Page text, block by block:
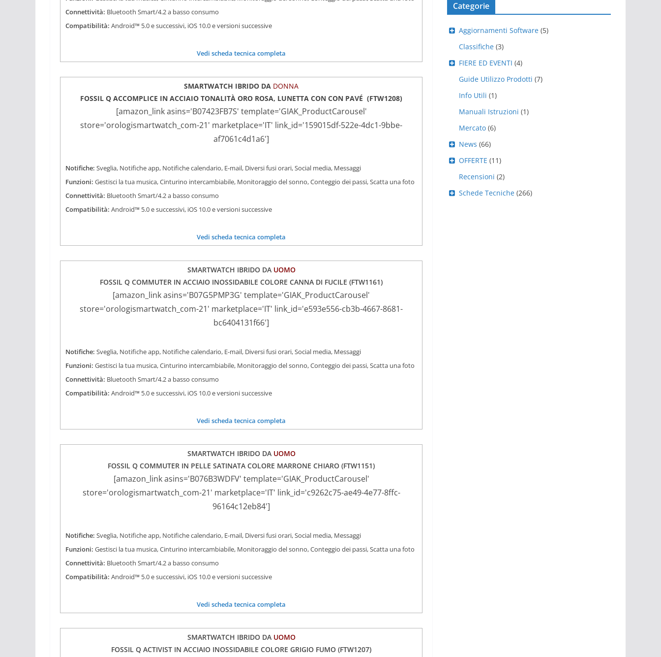
Connettività: Bluetooth Smart/4.2 a basso consumo
Compatibilità: Android™ 5.0 e successivi, iOS 10.0 e versioni successive
Vedi scheda tecnica completa
SMARTWATCH IBRIDO DA DONNA
FOSSIL Q ACCOMPLICE IN ACCIAIO TONALITÀ ORO ROSA, LUNETTA CON CON PAVÉ (FTW1208)
[amazon_link asins='B07423FB7S' template='GIAK_ProductCarousel'
store='orologismartwatch_com-21' marketplace='IT' link_id='159015df-522e-4dc1-9bbe-
af7061c4d1a6']
Notifiche: Sveglia, Notifiche app, Notifiche calendario, E-mail, Diversi fusi orari, Social media, Messaggi
Funzioni: Gestisci la tua musica, Cinturino intercambiabile, Monitoraggio del sonno, Conteggio dei passi, Scatta una foto
Connettività: Bluetooth Smart/4.2 a basso consumo
Compatibilità: Android™ 5.0 e successivi, iOS 10.0 e versioni successive
Vedi scheda tecnica completa
SMARTWATCH IBRIDO DA UOMO
FOSSIL Q COMMUTER IN ACCIAIO INOSSIDABILE COLORE CANNA DI FUCILE (FTW1161)
[amazon_link asins='B07G5PMP3G' template='GIAK_ProductCarousel'
store='orologismartwatch_com-21' marketplace='IT' link_id='e593e556-cb3b-4667-8681-
bc6404131f66']
Notifiche: Sveglia, Notifiche app, Notifiche calendario, E-mail, Diversi fusi orari, Social media, Messaggi
Funzioni: Gestisci la tua musica, Cinturino intercambiabile, Monitoraggio del sonno, Conteggio dei passi, Scatta una foto
Connettività: Bluetooth Smart/4.2 a basso consumo
Compatibilità: Android™ 5.0 e successivi, iOS 10.0 e versioni successive
Vedi scheda tecnica completa
SMARTWATCH IBRIDO DA UOMO
FOSSIL Q COMMUTER IN PELLE SATINATA COLORE MARRONE CHIARO (FTW1151)
[amazon_link asins='B076B3WDFV' template='GIAK_ProductCarousel'
store='orologismartwatch_com-21' marketplace='IT' link_id='c9262c75-ae49-4e77-8ffc-
96164c12eb84']
Notifiche: Sveglia, Notifiche app, Notifiche calendario, E-mail, Diversi fusi orari, Social media, Messaggi
Funzioni: Gestisci la tua musica, Cinturino intercambiabile, Monitoraggio del sonno, Conteggio dei passi, Scatta una foto
Connettività: Bluetooth Smart/4.2 a basso consumo
Compatibilità: Android™ 5.0 e successivi, iOS 10.0 e versioni successive
Vedi scheda tecnica completa
SMARTWATCH IBRIDO DA UOMO
FOSSIL Q ACTIVIST IN ACCIAIO INOSSIDABILE COLORE GRIGIO FUMO (FTW1207)
Categorie
Aggiornamenti Software(5)
Classifiche(3)
FIERE ED EVENTI (4)
Guide Utilizzo Prodotti (7)
Info Utili (1)
Manuali Istruzioni (1)
Mercato(6)
News (66)
OFFERTE (11)
Recensioni (2)
Schede Tecniche(266)